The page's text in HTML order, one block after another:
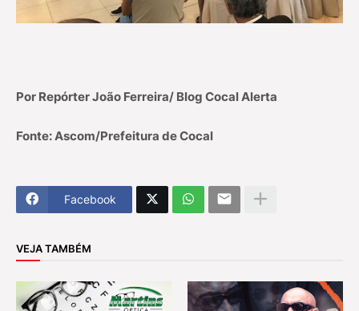
Por Repórter João Ferreira/ Blog Cocal Alerta
Fonte: Ascom/Prefeitura de Cocal
Facebook
VEJA TAMBÉM